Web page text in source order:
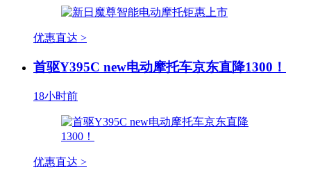
优惠直达 >
首驱Y395C new电动摩托车京东直降1300！
18小时前
优惠直达 >